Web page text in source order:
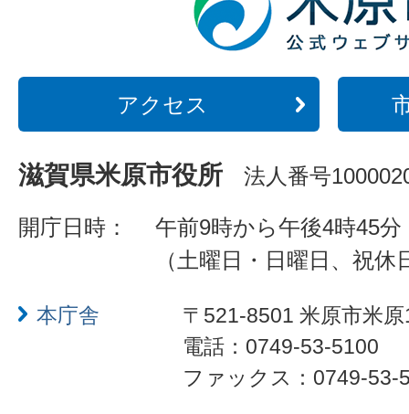
アクセス
滋賀県米原市役所 法人番号
開庁日時：
午前9時から午後4時45分
（土曜日・日曜日、祝
本庁舎
〒521-8501 米原市米
電話：0749-53-5100
ファックス：0749-53-